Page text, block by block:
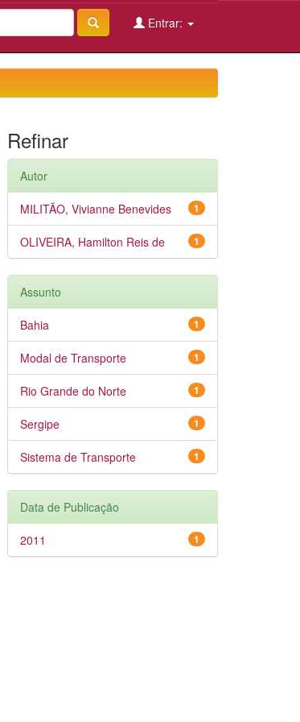
Entrar:
Refinar
Autor
1
MILITÃO, Vivianne Benevides
1
OLIVEIRA, Hamilton Reis de
Assunto
1
Bahia
1
Modal de Transporte
1
Rio Grande do Norte
1
Sergipe
1
Sistema de Transporte
Data de Publicação
1
2011